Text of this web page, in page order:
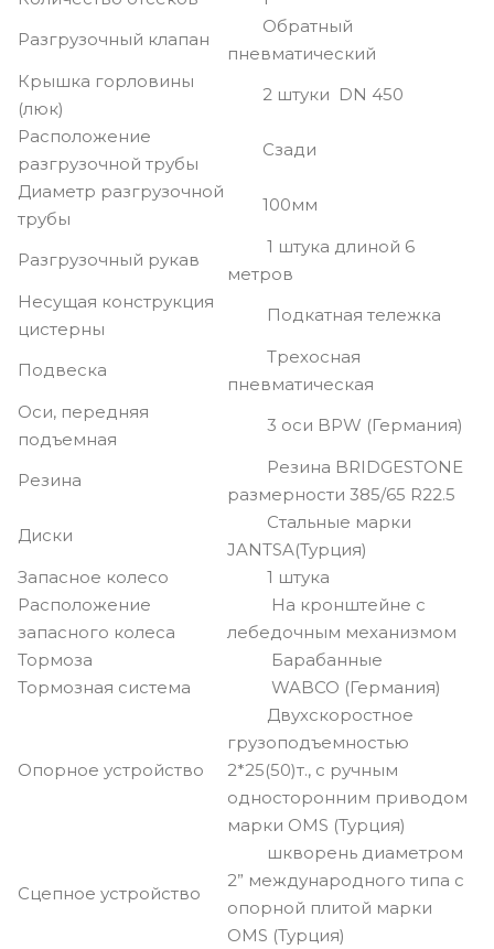
Разгрузочный клапан
Обратный
пневматический
Крышка горловины
(люк)
2 штуки DN 450
Расположение
разгрузочной трубы
Сзади
Диаметр разгрузочной
трубы
100мм
Разгрузочный рукав
1 штука длиной 6
метров
Несущая конструкция
цистерны
Подкатная тележка
Подвеска
Трехосная
пневматическая
Оси, передняя
подъемная
3 оси BPW (Германия)
Резина
Резина BRIDGESTONE
размерности 385/65 R22.5
Диски
Стальные марки
JANTSA(Турция)
Запасное колесо
1 штука
Расположение
запасного колеса
На кронштейне с
лебедочным механизмом
Тормоза
Барабанные
Тормозная система
WABCO (Германия)
Опорное устройство
Двухскоростное
грузоподъемностью
2*25(50)т., с ручным
односторонним приводом
марки OMS (Турция)
Сцепное устройство
шкворень диаметром
2” международного типа с
опорной плитой марки
OMS (Турция)